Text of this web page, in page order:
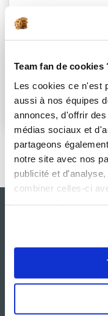
Team fan de cookies
Les cookies ce n'est
aussi à nos équipes
annonces, d'offrir
médias sociaux et
partageons
notre site avec nos
publicité et
combiner celles-ci
j aime faire la
et aime l innovation
S'abonner